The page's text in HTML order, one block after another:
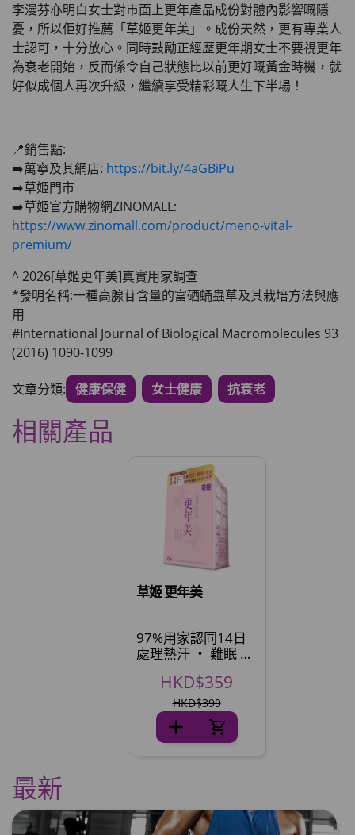
李漫芬亦明白女士對市面上更年產品成份對體內影響嘅隱
憂，所以佢好推薦「草姬更年美」。成份天然，更有專業人
士認可，十分放心。同時鼓勵正經歷更年期女士不要視更年
為衰老開始，反而係令自己狀態比以前更好嘅黃金時機，就
好似成個人再次升級，繼續享受精彩嘅人生下半場！
📍銷售點:
➡️萬寧及其網店: https://bit.ly/4aGBiPu
➡️草姬門市
➡️草姬官方購物網ZINOMALL:
https://www.zinomall.com/product/meno-vital-
premium/
^ 2026[草姬更年美]真實用家調查
*發明名稱:一種高腺苷含量的富硒蛹蟲草及其栽培方法與應
用
#International Journal of Biological Macromolecules 93
(2016) 1090-1099
文章分類: 健康保健 女士健康 抗衰老
相關產品
草姬 更年美
97%用家認同14日
處理熱汗 ‧ 難眠 ‧
HKD$359
HKD$399
最新